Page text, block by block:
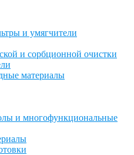
и умягчители
и сорбционной очистки
материалы
и многофункциональные